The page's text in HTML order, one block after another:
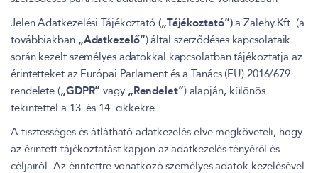
Jelen Adatkezelési Tájékoztató („Tájékoztató”)a Zalehy Kft. (a
továbbiakban „Adatkezelő”) által szerződéses kapcsolataik
során kezelt személyes adatokkal kapcsolatban tájékoztatja az
érintetteket az Európai Parlament és a Tanács (EU) 2016/679
rendelete („GDPR” vagy „Rendelet”) alapján, különös
tekintettel a 13. és 14. cikkekre.
A tisztességes és átlátható adatkezelés elve megköveteli, hogy
az érintett tájékoztatást kapjon az adatkezelés tényéről és
céljairól. Az érintettre vonatkozó személyes adatok kezelésével